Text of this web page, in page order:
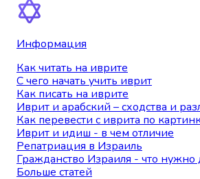
Информация
Как читать на иврите
С чего начать учить иврит
Как писать на иврите
Иврит и арабский – сходства и
Как перевести с иврита по
Иврит и идиш - в чем отличие
Репатриация в Израиль
Гражданство Израиля - что нужно
Больше статей